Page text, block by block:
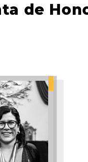
de